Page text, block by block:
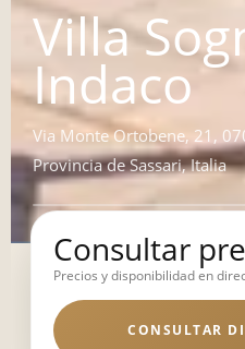
Villa
Indaco
Via Monte Ortobene, 21,
Provincia de Sassari, Italia
Consultar
Precios y disponibilidad en
CONSULTAR